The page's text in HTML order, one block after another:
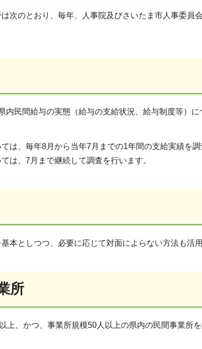
次のとおり、毎年、人事院及びさいたま市人事委員
内民間給与の実態（給与の支給状況、給与制度等）
は、毎年8月から当年7月までの1年間の支給実績を
は、7月まで継続して調査を行います。
本としつつ、必要に応じて対面によらない方法も活用
所
上、かつ、事業所規模50人以上の県内の民間事業所を